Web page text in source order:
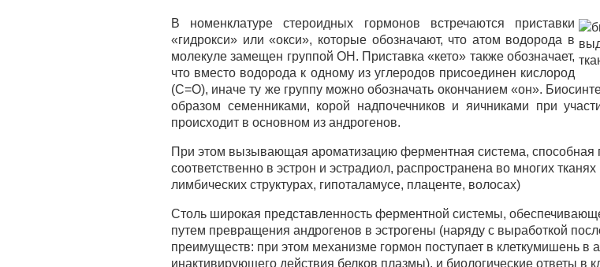
В номенклатуре стероидных гормонов встречаются приставки
«гидрокси» или «окси», которые обозначают, что атом водорода в
молекуле замещен группой ОН. Приставка «кето» также обозначает,
что вместо водорода к одному из углеродов присоединен кислород
(С=О), иначе ту же группу можно обозначать окончанием «он».
образом семенниками, корой надпочечников и яичниками при
происходит в основном из андрогенов.
При этом вызывающая ароматизацию ферментная система, способная
соответственно в эстрон и эстрадиол, распространена во многих
лимбических структурах, гипоталамусе, плаценте, волосах)
Столь широкая представленность ферментной системы,
путем превращения андрогенов в эстрогены (наряду с выработкой
преимуществ: при этом механизме гормон поступает в клеткумишень в
инактивирующего действия белков плазмы), и биологические ответы в